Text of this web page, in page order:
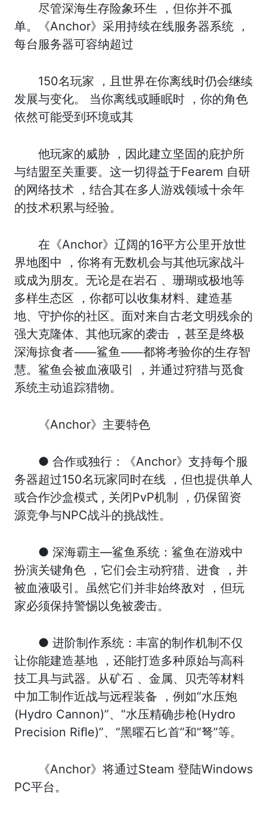
尽管深海生存险象环生 ，但你并不孤
单。《Anchor》采用持续在线服务器系统 ，
每台服务器可容纳超过
150名玩家 ，且世界在你离线时仍会继续
发展与变化。 当你离线或睡眠时 ，你的角色
依然可能受到环境或其
他玩家的威胁 ，因此建立坚固的庇护所
与结盟至关重要。这一切得益于Fearem 自研
的网络技术 ，结合其在多人游戏领域十余年
的技术积累与经验。
在《Anchor》辽阔的16平方公里开放世
界地图中 ，你将有无数机会与其他玩家战斗
或成为朋友。无论是在岩石 、珊瑚或极地等
多样生态区 ，你都可以收集材料、建造基
地、守护你的社区。面对来自古老文明残余的
强大克隆体、其他玩家的袭击 ，甚至是终极
深海掠食者⸺鲨鱼⸺都将考验你的生存智
慧。鲨鱼会被血液吸引 ，并通过狩猎与觅食
系统主动追踪猎物。
《Anchor》主要特色
● 合作或独行：《Anchor》支持每个服
务器超过150名玩家同时在线 ，但也提供单人
或合作沙盒模式 , 关闭PvP机制 ，仍保留资
源竞争与NPC战斗的挑战性。
● 深海霸主—鲨鱼系统：鲨鱼在游戏中
扮演关键角色 ，它们会主动狩猎、进食 ，并
被血液吸引。虽然它们并非始终敌对 ，但玩
家必须保持警惕以免被袭击。
● 进阶制作系统：丰富的制作机制不仅
让你能建造基地 ，还能打造多种原始与高科
技工具与武器。从矿石 、金属、贝壳等材料
中加工制作近战与远程装备 ，例如“水压炮
(Hydro Cannon)”、“⽔压精确步枪(Hydro
Precision Riﬂe)”、“黑曜石匕首”和“弩”等。
《Anchor》将通过Steam 登陆Windows
PC平台。